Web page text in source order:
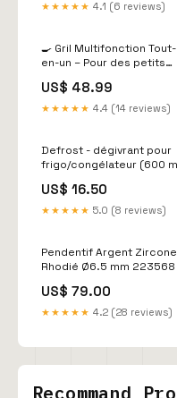
★★★★★ 4.1 (6 reviews)
🍳 Gril Multifonction Tout-
en-un – Pour des petits
✨【-60%】 Couleur:Rose
US$ 48.99
★★★★★ 4.4 (14 reviews)
Defrost - dégivrant pour
frigo/congélateur (600
US$ 16.50
★★★★★ 5.0 (8 reviews)
Pendentif Argent Zircone
Rhodié Ø6.5 mm 223568
US$ 79.00
★★★★★ 4.2 (28 reviews)
Recommand